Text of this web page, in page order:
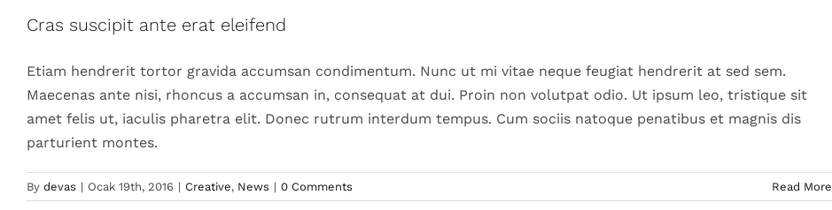
Cras suscipit ante erat eleifend
Etiam hendrerit tortor gravida accumsan condimentum. Nunc ut mi vitae neque feugiat hendrerit at sed sem.
Maecenas ante nisi, rhoncus a accumsan in, consequat at dui. Proin non volutpat odio. Ut ipsum leo, tristique sit
amet felis ut, iaculis pharetra elit. Donec rutrum interdum tempus. Cum sociis natoque penatibus et magnis dis
parturient montes.
By devas | Ocak 19th, 2016 | Creative, News | 0 Comments Read More